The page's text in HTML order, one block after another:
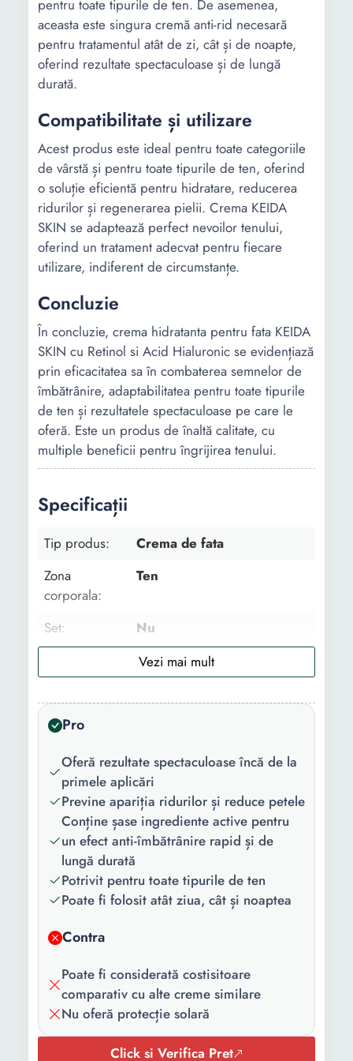
pentru toate tipurile de ten. De asemenea,
aceasta este singura cremă anti-rid necesară
pentru tratamentul atât de zi, cât și de noapte,
oferind rezultate spectaculoase și de lungă
durată.
Compatibilitate și utilizare
Acest produs este ideal pentru toate categoriile
de vârstă și pentru toate tipurile de ten, oferind
o soluție eficientă pentru hidratare, reducerea
ridurilor și regenerarea pielii. Crema KEIDA
SKIN se adaptează perfect nevoilor tenului,
oferind un tratament adecvat pentru fiecare
utilizare, indiferent de circumstanțe.
Concluzie
În concluzie, crema hidratanta pentru fata KEIDA
SKIN cu Retinol si Acid Hialuronic se evidențiază
prin eficacitatea sa în combaterea semnelor de
îmbătrânire, adaptabilitatea pentru toate tipurile
de ten și rezultatele spectaculoase pe care le
oferă. Este un produs de înaltă calitate, cu
multiple beneficii pentru îngrijirea tenului.
Specificații
Tip produs:
Crema de fata
Zona
corporala:
Ten
Set:
Nu
Zi Noapte
Ingredient
Retinol Extract de melc
Niacinamida Retinol
(Vitamina A)
Varsta:
18+ ani 30+ ani 25+ ani
40+ ani 35+ ani 20+ ani
50+ ani 45+ ani 55+ ani
60+ ani 65+ ani
Gama:
imperfectiuni Sensibil
Matur Normal
Protectie
Fara
Pro
Oferă rezultate spectaculoase încă de la
primele aplicări
Previne apariția ridurilor și reduce petele
Conține șase ingrediente active pentru
un efect anti-îmbătrânire rapid și de
lungă durată
Potrivit pentru toate tipurile de ten
Poate fi folosit atât ziua, cât și noaptea
Contra
Poate fi considerată costisitoare
comparativ cu alte creme similare
Nu oferă protecție solară
Click si Verifica Pret